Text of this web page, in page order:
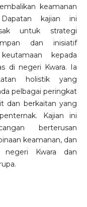
keamanan
kajian ini
untuk strategi
dan inisiatif
kepada
di negeri Kwara. Ia
holistik yang
pelbagai peringkat
dan berkaitan yang
Kajian ini
berterusan
keamanan, dan
negeri Kwara dan